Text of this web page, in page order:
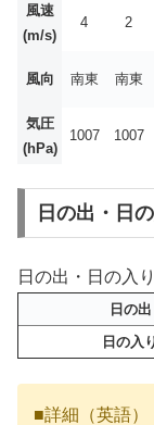
風速
(m/s)
4 2
風向 南東 南東
気圧
(hPa)
1007 1007
日の出・日
日の出・日の入
日の出
日の入
■詳細（英語）